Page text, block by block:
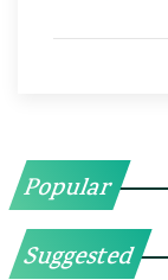
Popular
Suggested